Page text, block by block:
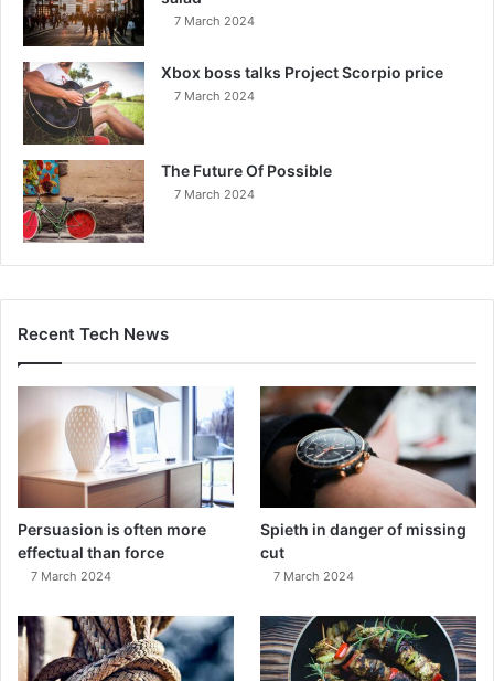
7 March 2024
Xbox boss talks Project Scorpio price
7 March 2024
The Future Of Possible
7 March 2024
Recent Tech News
Persuasion is often more
effectual than force
7 March 2024
Spieth in danger of missing
cut
7 March 2024